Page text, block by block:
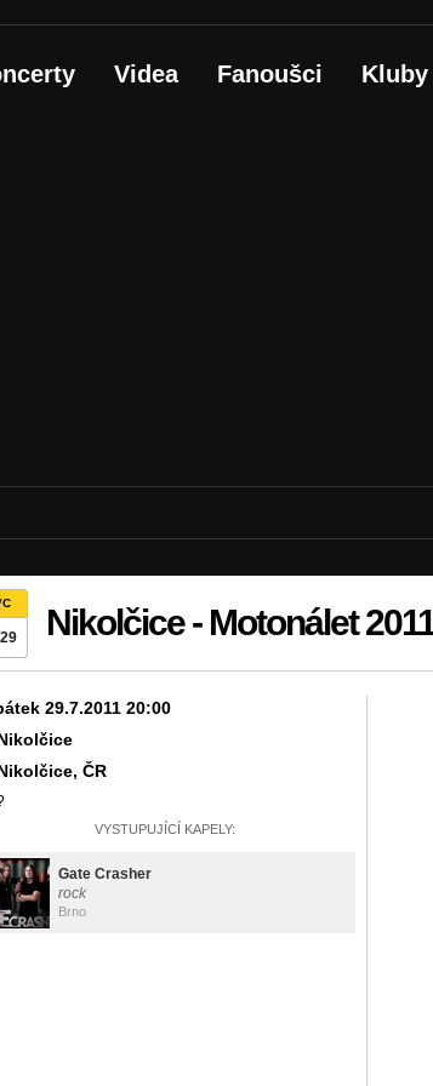
Videa Fanoušci Kluby
Nikolčice - Motonálet
29.7.2011 20:00
ČR
VYSTUPUJÍCÍ KAPELY:
Gate Crasher
rock
Brno